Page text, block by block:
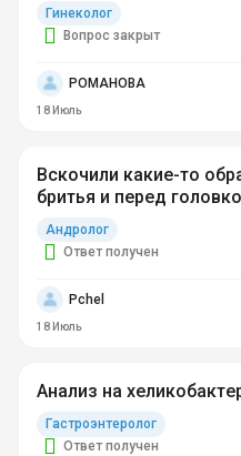
Гинеколог
Вопрос закрыт
РОМАНОВА
18 Июль
Вскочили какие-то
бритья и перед
Андролог
Ответ получен
Pchel
18 Июль
Анализ на
Гастроэнтеролог
Ответ получен